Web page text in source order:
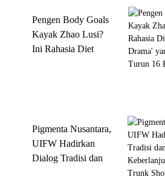
Pengen Body Goals
Kayak Zhao Lusi?
Ini Rahasia Diet
Pigmenta Nusantara,
UIFW Hadirkan
Dialog Tradisi dan